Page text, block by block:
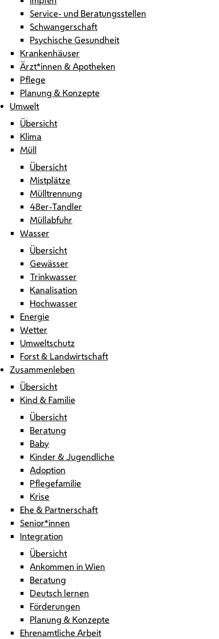
Service- und Beratungsstellen
Schwangerschaft
Psychische Gesundheit
Krankenhäuser
Ärzt*innen & Apotheken
Pflege
Planung & Konzepte
Umwelt
Übersicht
Klima
Müll
Übersicht
Mistplätze
Mülltrennung
48er-Tandler
Müllabfuhr
Wasser
Übersicht
Gewässer
Trinkwasser
Kanalisation
Hochwasser
Energie
Wetter
Umweltschutz
Forst & Landwirtschaft
Zusammenleben
Übersicht
Kind & Familie
Übersicht
Beratung
Baby
Kinder & Jugendliche
Adoption
Pflegefamilie
Krise
Ehe & Partnerschaft
Senior*innen
Integration
Übersicht
Ankommen in Wien
Beratung
Deutsch lernen
Förderungen
Planung & Konzepte
Ehrenamtliche Arbeit